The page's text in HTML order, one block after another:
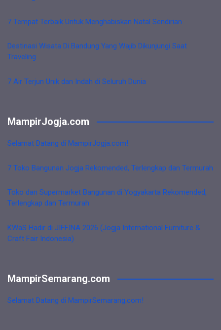
7 Tempat Terbaik Untuk Menghabiskan Natal Sendirian
Destinasi Wisata Di Bandung Yang Wajib Dikunjungi Saat
Traveling
7 Air Terjun Unik dan Indah di Seluruh Dunia
MampirJogja.com
Selamat Datang di MampirJogja.com!
7 Toko Bangunan Jogja Rekomended, Terlengkap dan Termurah
Toko dan Supermarket Bangunan di Yogyakarta Rekomended,
Terlengkap dan Termurah
KWaS Hadir di JIFFINA 2026 (Jogja International Furniture &
Craft Fair Indonesia)
MampirSemarang.com
Selamat Datang di MampirSemarang.com!